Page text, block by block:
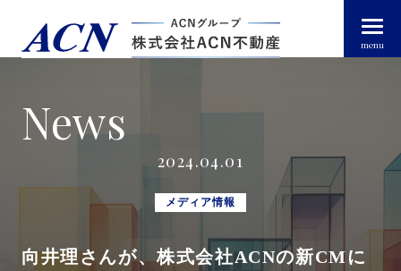
menu
経営者・法人のお客様
個人のお客様
トップページ arrow_right_alt
News
2024.04.01
メディア情報
向井理さんが、株式会社ACNの新CMに